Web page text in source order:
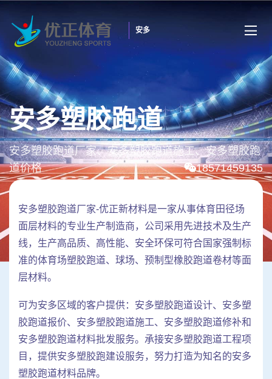
安多
安多塑胶跑道
安多塑胶跑道厂家、安多塑胶跑道施工、安多塑胶跑
道价格
18571459135
安多塑胶跑道厂家-优正新材料是一家从事体育田径场
面层材料的专业生产制造商，公司采用先进技术及生产
线，生产高品质、高性能、安全环保可符合国家强制标
准的体育场塑胶跑道、球场、预制型橡胶跑道卷材等面
层材料。
可为安多区域的客户提供：安多塑胶跑道设计、安多塑
胶跑道报价、安多塑胶跑道施工、安多塑胶跑道修补和
安多塑胶跑道材料批发服务。承接安多塑胶跑道工程项
目，提供安多塑胶跑建设服务，努力打造为知名的安多
塑胶跑道材料品牌。